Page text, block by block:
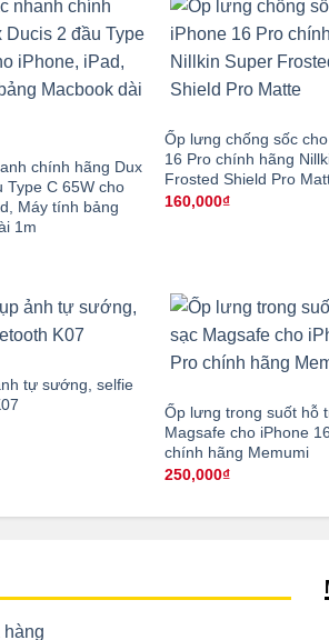
chính hãng Dux
Type C 65W cho
Máy tính bảng
1m
Ốp lưng chống sốc
16 Pro chính hãng
Frosted Shield Pro
160,000₫
tự sướng, selfie
Ốp lưng trong suốt hỗ
Magsafe cho iPhone
chính hãng Memumi
250,000₫